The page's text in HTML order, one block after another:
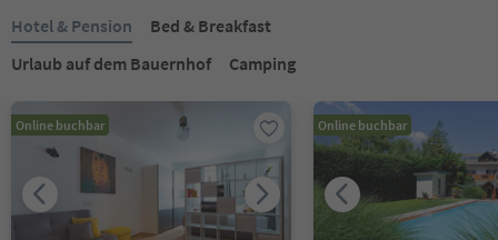
Hotel & Pension
Bed & Breakfast
Urlaub auf dem Bauernhof
Camping
Online buchbar Online buchbar